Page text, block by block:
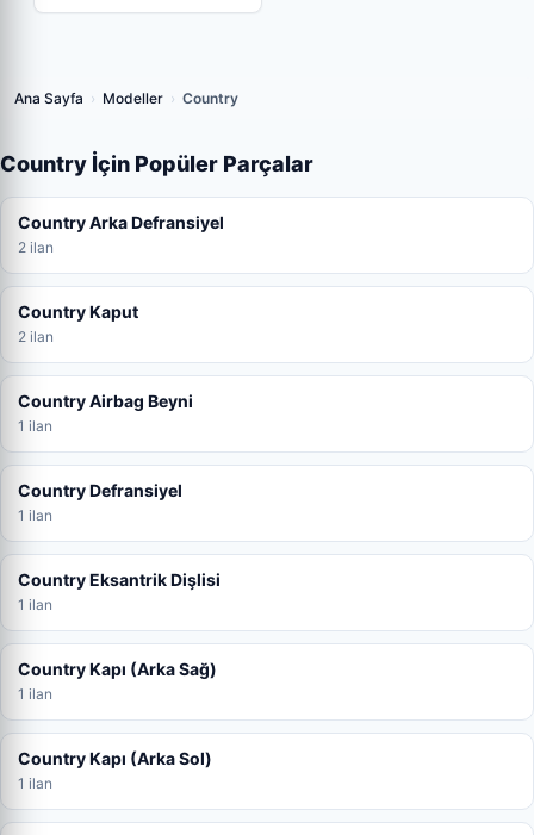
Ana Sayfa › Modeller › Country
Country İçin Popüler Parçalar
Country Arka Defransiyel
2 ilan
Country Kaput
2 ilan
Country Airbag Beyni
1 ilan
Country Defransiyel
1 ilan
Country Eksantrik Dişlisi
1 ilan
Country Kapı (Arka Sağ)
1 ilan
Country Kapı (Arka Sol)
1 ilan